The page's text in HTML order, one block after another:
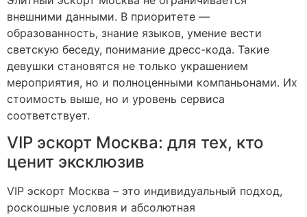
внешними данными. В приоритете —
образованность, знание языков, умение вести
светскую беседу, понимание дресс-кода. Такие
девушки становятся не только украшением
мероприятия, но и полноценными компаньонами. Их
стоимость выше, но и уровень сервиса
соответствует.
VIP эскорт Москва: для тех, кто
ценит эксклюзив
VIP эскорт Москва – это индивидуальный подход,
роскошные условия и абсолютная